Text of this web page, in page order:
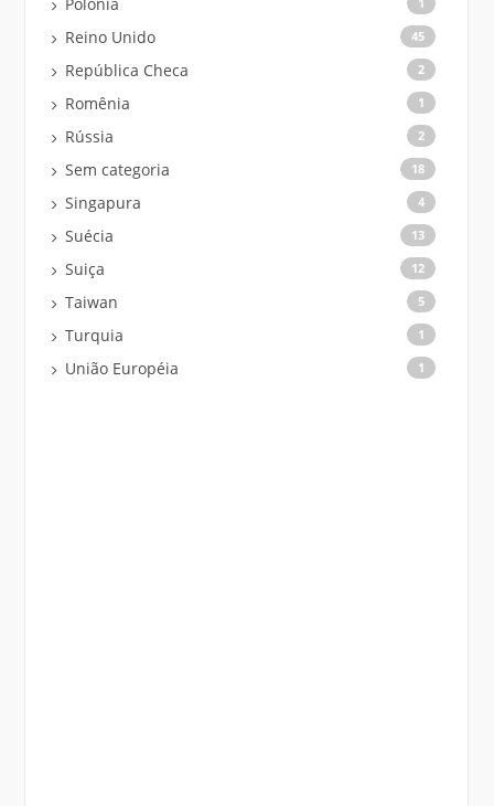
Reino Unido 45
República Checa 2
Romênia 1
Rússia 2
Sem categoria 18
Singapura 4
Suécia 13
Suiça 12
Taiwan 5
Turquia 1
União Européia 1